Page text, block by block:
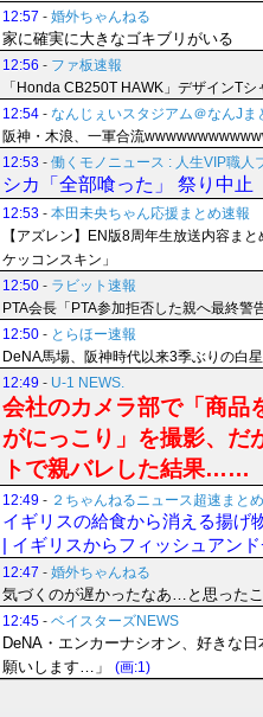
12:57 - 婚外ちゃんねる
家に確実に大きなゴキブリがいる
12:56 - ファ板速報
「Honda CB250T HAWK」デザインT
12:54 - なんじぇいスタジアム＠なんJま
阪神・木浪、一軍合流
12:53 - 働くモノニュース : 人生VIP職人
シカ「全部喰った」 祭り中止
12:53 - 本田未央ちゃん応援まとめ速報
【アズレン】EN版8周年生放送内容ま
ケッコンスキン」
12:50 - ラビット速報
PTA会長「PTA参加拒否した親へ最終
12:50 - とらほー速報
DeNA馬場、阪神時代以来3季ぶりの白
12:49 - U-1 NEWS.
会社のカメラ部で「商品
がにっこり」を撮影、だ
トで親バレした結果……
12:49 - ２ちゃんねるニュース超速まと
イギリスの給食から消える揚げ
| イギリスからフィッシュアン
12:47 - 婚外ちゃんねる
気づくのが遅かったなあ…と思った
12:45 - ベイスターズNEWS
DeNA・エンカーナシオン、好きな
願いします…」
(画:1)